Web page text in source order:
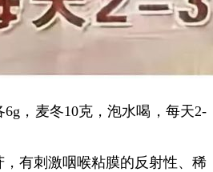
6g，麦冬10克，泡水喝，每天2-
有刺激咽喉粘膜的反射性、稀